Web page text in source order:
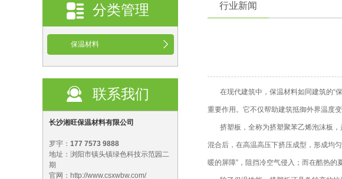
行业新闻
在现代建筑中，保温材料如同建筑的“
重要作用。它不仅帮助建筑抵御外界温度
挤塑板，全称为挤塑聚苯乙烯泡沫板，
混合后，在高温高压下挤压成型，形成均
暖的屏障”，阻挡冷空气侵入；而在酷热的
分类管理
保温材料
联系我们
长沙湘旺保温材料有限公司
罗宇： 177 7573 9888
地址：浏阳市镇头镇绿色科技示范园二
期
官网：http://www.csxwbw.com/